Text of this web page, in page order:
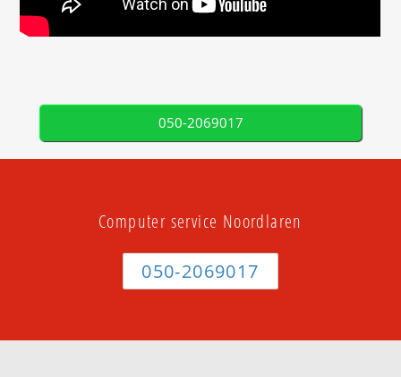
050-2069017
Computer service Noordlaren
050-2069017